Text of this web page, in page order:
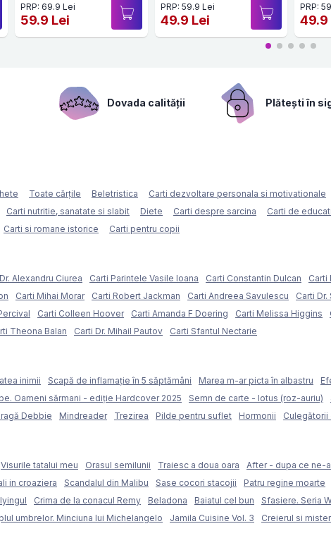
PRP: 69.9 Lei
59.9 Lei
PRP: 59.9 Lei
49.9 Lei
PRP:
49.9
Dovada calității Plătești în
Toate cărțile Beletristica Carti dezvoltare personala si motivationale
Carti nutritie, sanatate si slabit Diete Carti despre sarcina Carti de
Carti si romane istorice Carti pentru copii
Alexandru Ciurea Carti Parintele Vasile Ioana Carti Constantin Dulcan Carti
Carti Mihai Morar Carti Robert Jackman Carti Andreea Savulescu Carti
Carti Colleen Hoover Carti Amanda F Doering Carti Melissa Higgins
Theona Balan Carti Dr. Mihail Pautov Carti Sfantul Nectarie
inimii Scapă de inflamație în 5 săptămâni Marea m-ar picta în albastru
Oameni sărmani - ediție Hardcover 2025 Semn de carte - lotus (roz-auriu)
Debbie Mindreader Trezirea Pilde pentru suflet Hormonii Culegătorii
Visurile tatalui meu Orasul semilunii Traiesc a doua oara After - dupa ce ne-
in croaziera Scandalul din Malibu Sase cocori stacojii Patru regine moarte
Crima de la conacul Remy Beladona Baiatul cel bun Sfasiere. Seria
umbrelor. Minciuna lui Michelangelo Jamila Cuisine Vol. 3 Creierul si